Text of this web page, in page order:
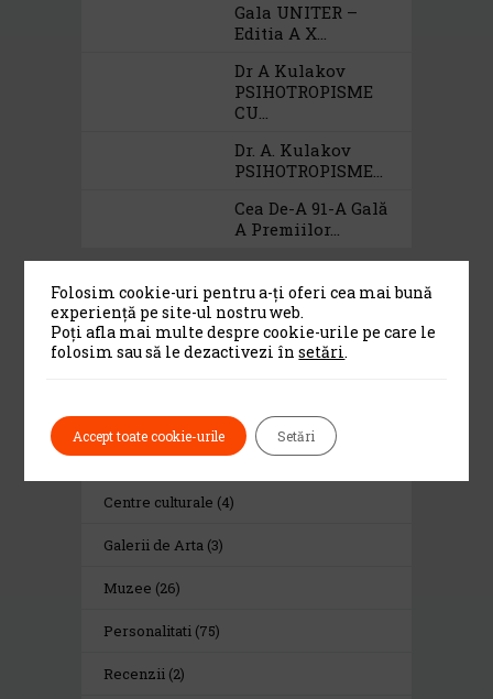
Gala UNITER –
Editia A X...
Dr A Kulakov
PSIHOTROPISME
CU...
Dr. A. Kulakov
PSIHOTROPISME...
Cea De-A 91-A Gală
A Premiilor...
Category
Biblioteci si librarii(13)
Biserici(46)
Centre culturale (4)
Galerii de Arta (3)
Muzee (26)
Personalitati (75)
Recenzii (2)
Folosim cookie-uri pentru a-ți oferi cea mai bună
experiență pe site-ul nostru web.
Poți afla mai multe despre cookie-urile pe care le
folosim sau să le dezactivezi însetări.
Accept toate cookie-urile Setări